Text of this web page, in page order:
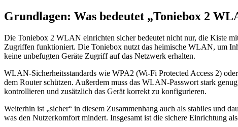
Grundlagen: Was bedeutet „Toniebox 2
Die Toniebox 2 WLAN einrichten sicher bedeutet nicht nur, die Kiste
Zugriffen funktioniert. Die Toniebox nutzt das heimische WLAN, um
keine unbefugten Geräte Zugriff auf das Netzwerk erhalten.
WLAN-Sicherheitsstandards wie WPA2 (Wi-Fi Protected Access 2)
dem Router schützen. Außerdem muss das WLAN-Passwort stark
kontrollieren und zusätzlich das Gerät korrekt zu konfigurieren.
Weiterhin ist „sicher“ in diesem Zusammenhang auch als stabiles und
was den Nutzerkomfort mindert. Insgesamt ist die sichere Einrichtung